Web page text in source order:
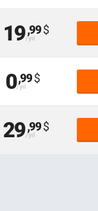
19,99
0,99
29,99